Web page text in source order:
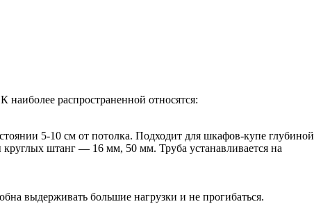
распространенной относятся:
5-10 см от потолка. Подходит для шкафов-купе глубиной
штанг — 16 мм, 50 мм. Труба устанавливается на
выдерживать большие нагрузки и не прогибаться.